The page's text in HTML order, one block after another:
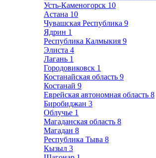
Усть-Каменогорск 10
Астана 10
Чувашская Республика 9
Ядрин 1
Республика Калмыкия 9
Элиста 4
Лагань 1
Городовиковск 1
Костанайская область 9
Костанай 9
Еврейская автономная область 8
Биробиджан 3
Облучье 1
Магаданская область 8
Магадан 8
Республика Тыва 8
Кызыл 3